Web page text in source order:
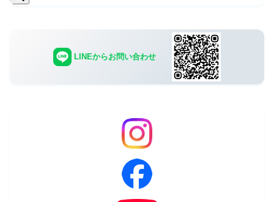
LINEからお問い合わせ